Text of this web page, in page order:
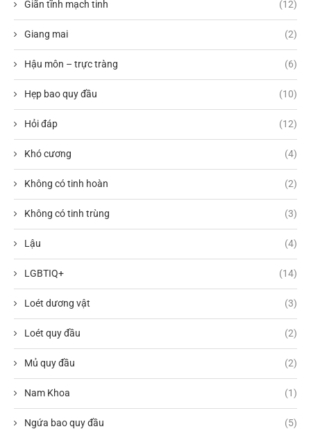
Giãn tĩnh mạch tinh (12)
Giang mai (2)
Hậu môn – trực tràng (6)
Hẹp bao quy đầu (10)
Hỏi đáp (12)
Khó cương (4)
Không có tinh hoàn (2)
Không có tinh trùng (3)
Lậu (4)
LGBTIQ+ (14)
Loét dương vật (3)
Loét quy đầu (2)
Mủ quy đầu (2)
Nam Khoa (1)
Ngứa bao quy đầu (5)